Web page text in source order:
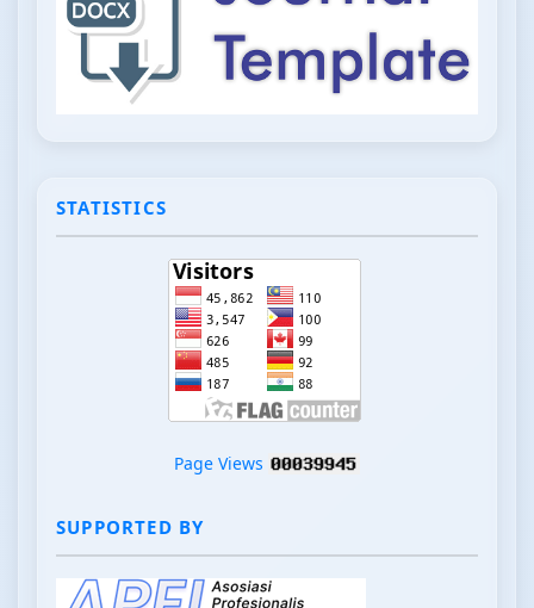
STATISTICS
Page Views
SUPPORTED BY